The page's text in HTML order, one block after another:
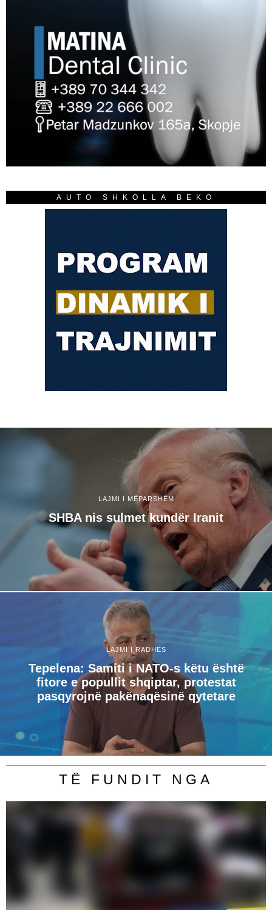
AUTO SHKOLLA BEKO
LAJMI I MËPARSHËM
SHBA nis sulmet kundër Iranit
LAJMI I RADHËS
Tepelena: Samiti i NATO-s këtu është
fitore e popullit shqiptar, protestat
pasqyrojnë pakënaqësinë qytetare
TË FUNDIT NGA